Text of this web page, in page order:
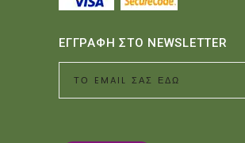
ΕΓΓΡΑΦΗ ΣΤΟ NEWSLETTER